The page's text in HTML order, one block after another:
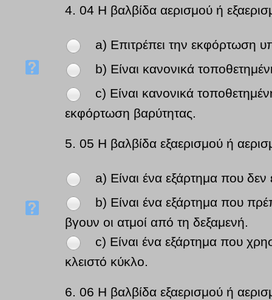
4. 04 Η βαλβίδα αερισμού ή
a) Επιτρέπει την εκφόρτωση
b) Είναι κανονικά
c) Είναι κανονικά
εκφόρτωση βαρύτητας.
5. 05 Η βαλβίδα εξαερισμού ή
a) Είναι ένα εξάρτημα που δεν
b) Είναι ένα εξάρτημα που
βγουν οι ατμοί από τη δεξαμενή.
c) Είναι ένα εξάρτημα που
κλειστό κύκλο.
6. 06 Η βαλβίδα εξαερισμού ή